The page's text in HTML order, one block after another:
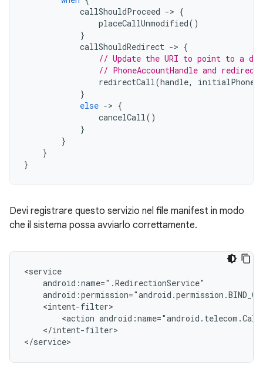
callShouldProceed -> {
placeCallUnmodified()
}
callShouldRedirect -> {
// Update the URI to point to a
// PhoneAccountHandle and redirect.
redirectCall(handle,
}
else -> {
cancelCall()
}
}
}
}
Devi registrare questo servizio nel file manifest in modo
che il sistema possa avviarlo correttamente.
<action
</intent-filter>